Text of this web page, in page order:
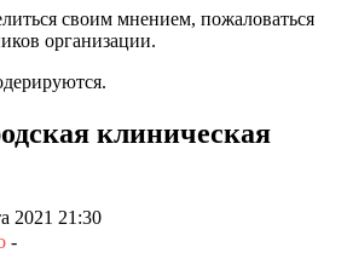
своим мнением, пожаловаться
организации.
клиническая
2021 21:30
-